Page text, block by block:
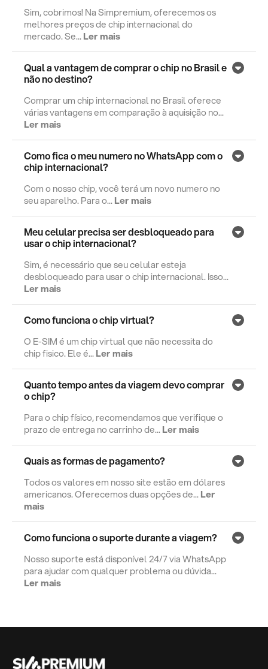
Sim, cobrimos! Na Simpremium, oferecemos os
melhores preços de chip internacional do
mercado. Se...Ler mais
Qual a vantagem de comprar o chip no Brasil e
não no destino?
Comprar um chip internacional no Brasil oferece
várias vantagens em comparação à aquisição no...
Ler mais
Como fica o meu numero no WhatsApp com o
chip internacional?
Com o nosso chip, você terá um novo numero no
seu aparelho. Para o...Ler mais
Meu celular precisa ser desbloqueado para
usar o chip internacional?
Sim, é necessário que seu celular esteja
desbloqueado para usar o chip internacional. Isso...
Ler mais
Como funciona o chip virtual?
O E-SIM é um chip virtual que não necessita do
chip fisico. Ele é...Ler mais
Quanto tempo antes da viagem devo comprar
o chip?
Para o chip físico, recomendamos que verifique o
prazo de entrega no carrinho de...Ler mais
Quais as formas de pagamento?
Todos os valores em nosso site estão em dólares
americanos. Oferecemos duas opções de...Ler
mais
Como funciona o suporte durante a viagem?
Nosso suporte está disponível 24/7 via WhatsApp
para ajudar com qualquer problema ou dúvida...
Ler mais